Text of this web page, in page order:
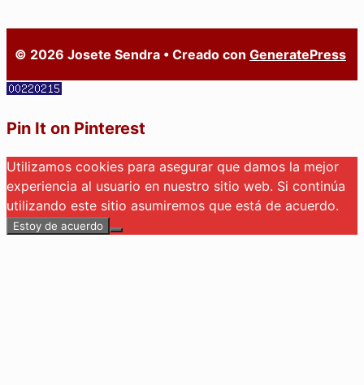
© 2026 Josete Sendra • Creado con GeneratePress
Pin It on Pinterest
Utilizamos cookies para asegurar que damos la mejor
experiencia al usuario en nuestro sitio web. Si continúa
utilizando este sitio asumiremos que está de acuerdo.
Estoy de acuerdo